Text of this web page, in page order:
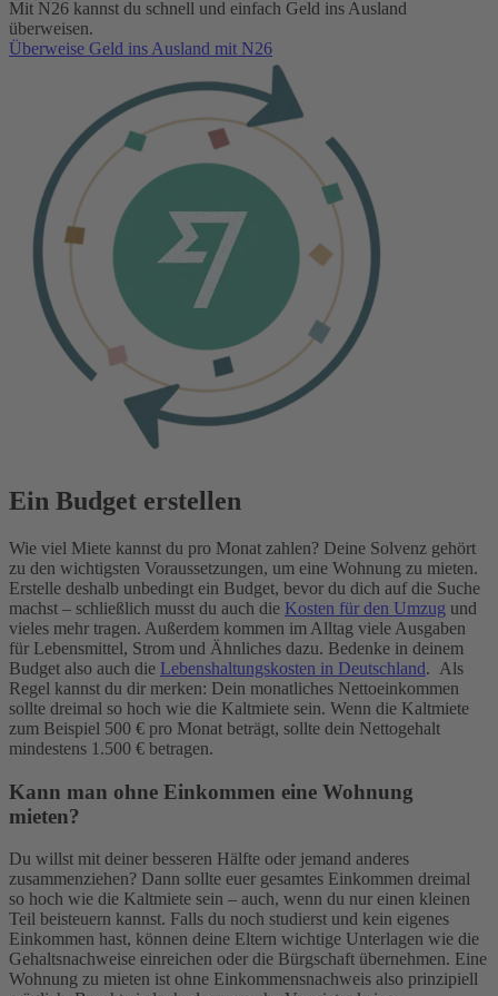
Mit N26 kannst du schnell und einfach Geld ins Ausland
überweisen.
Überweise Geld ins Ausland mit N26
Ein Budget erstellen
Wie viel Miete kannst du pro Monat zahlen? Deine Solvenz gehört
zu den wichtigsten Voraussetzungen, um eine Wohnung zu mieten.
Erstelle deshalb unbedingt ein Budget, bevor du dich auf die Suche
machst – schließlich musst du auch die Kosten für den Umzug und
vieles mehr tragen. Außerdem kommen im Alltag viele Ausgaben
für Lebensmittel, Strom und Ähnliches dazu. Bedenke in deinem
Budget also auch die Lebenshaltungskosten in Deutschland. Als
Regel kannst du dir merken: Dein monatliches Nettoeinkommen
sollte dreimal so hoch wie die Kaltmiete sein. Wenn die Kaltmiete
zum Beispiel 500 € pro Monat beträgt, sollte dein Nettogehalt
mindestens 1.500 € betragen.
Kann man ohne Einkommen eine Wohnung
mieten?
Du willst mit deiner besseren Hälfte oder jemand anderes
zusammenziehen? Dann sollte euer gesamtes Einkommen dreimal
so hoch wie die Kaltmiete sein – auch, wenn du nur einen kleinen
Teil beisteuern kannst. Falls du noch studierst und kein eigenes
Einkommen hast, können deine Eltern wichtige Unterlagen wie die
Gehaltsnachweise einreichen oder die Bürgschaft übernehmen. Eine
Wohnung zu mieten ist ohne Einkommensnachweis also prinzipiell